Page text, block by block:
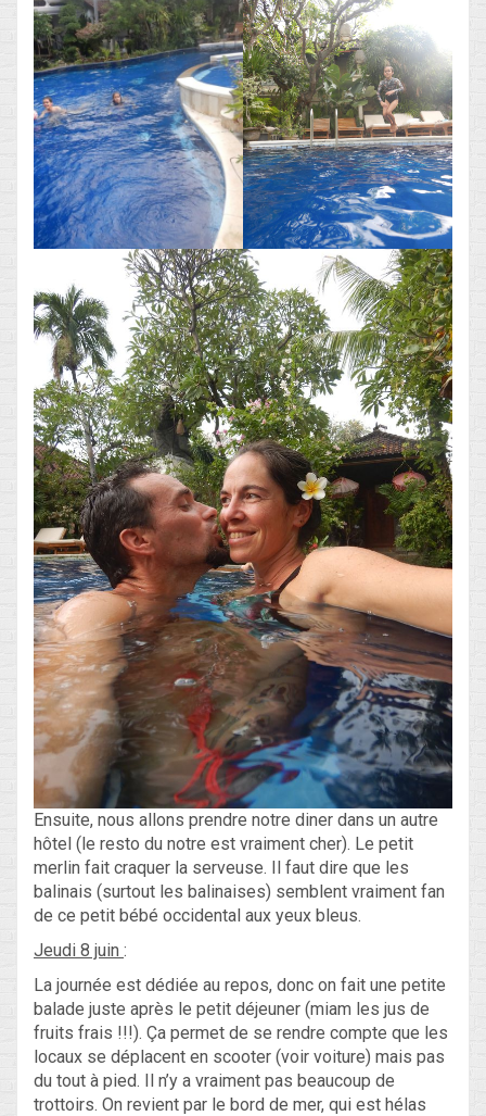
Ensuite, nous allons prendre notre diner dans un autre
hôtel (le resto du notre est vraiment cher). Le petit
merlin fait craquer la serveuse. Il faut dire que les
balinais (surtout les balinaises) semblent vraiment fan
de ce petit bébé occidental aux yeux bleus.
Jeudi 8 juin :
La journée est dédiée au repos, donc on fait une petite
balade juste après le petit déjeuner (miam les jus de
fruits frais !!!). Ça permet de se rendre compte que les
locaux se déplacent en scooter (voir voiture) mais pas
du tout à pied. Il n’y a vraiment pas beaucoup de
trottoirs. On revient par le bord de mer, qui est hélas